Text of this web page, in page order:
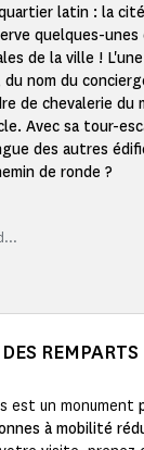
latin : la
quelques-unes
de la ville !
nom du
de chevalerie du
Avec sa tour-
des autres
de ronde ?
REMPARTS
est un monument
à mobilité